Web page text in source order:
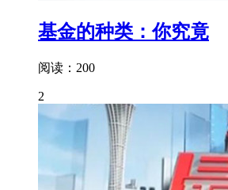
基金的种类：你究竟
阅读：200
2